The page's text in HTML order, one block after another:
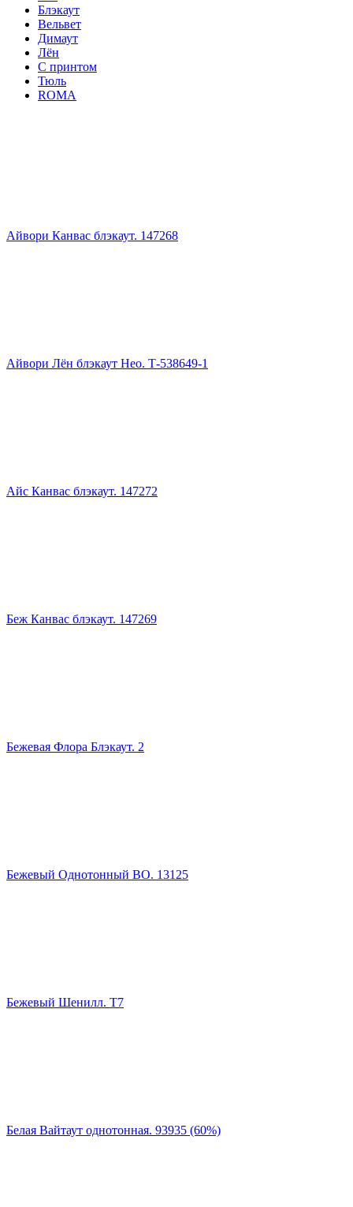
Блэкаут
Вельвет
Димаут
Лён
С принтом
Тюль
ROMA
Айвори Канвас блэкаут. 147268
Айвори Лён блэкаут Нео. Т-538649-1
Айс Канвас блэкаут. 147272
Беж Канвас блэкаут. 147269
Бежевая Флора Блэкаут. 2
Бежевый Однотонный ВО. 13125
Бежевый Шенилл. Т7
Белая Вайтаут однотонная. 93935 (60%)